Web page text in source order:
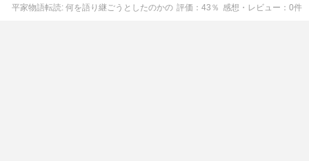
平家物語転読: 何を語り継ごうとしたのかの 評価 43 ％ 感想・レビュー 0件